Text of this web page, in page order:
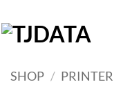
til
indhold
SHOP /